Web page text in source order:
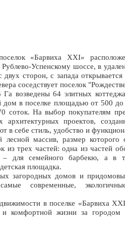
«Барвиха XXI»
Успенскому шоссе, в
сторон, с запада
соседствует поселок
возведены 64 элитных
дом в поселке площадью от 500
соток. На выбор покупателям
архитектурных проектов,
в себе стиль, удобство и
массив, размер которого
из трех частей: одна из частей
– для семейного барбекю, а в
площадка.
загородных домов и
современные,
в поселке «Барвиха
комфортной жизни за городом